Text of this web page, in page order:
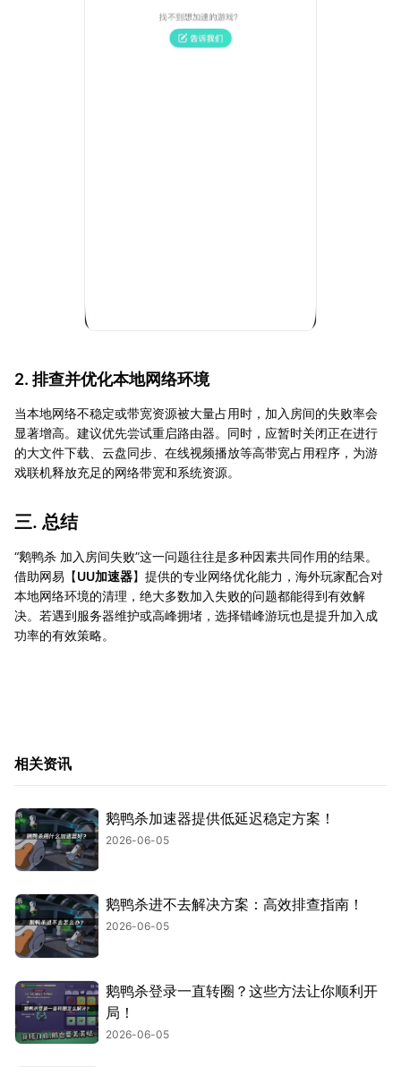
2. 排查并优化本地网络环境
当本地网络不稳定或带宽资源被大量占用时，加入房间的失败率会
显著增高。建议优先尝试重启路由器。同时，应暂时关闭正在进行
的大文件下载、云盘同步、在线视频播放等高带宽占用程序，为游
戏联机释放充足的网络带宽和系统资源。
三. 总结
“鹅鸭杀 加入房间失败”这一问题往往是多种因素共同作用的结果。
借助网易【UU加速器】提供的专业网络优化能力，海外玩家配合对
本地网络环境的清理，绝大多数加入失败的问题都能得到有效解
决。若遇到服务器维护或高峰拥堵，选择错峰游玩也是提升加入成
功率的有效策略。
相关资讯
鹅鸭杀加速器提供低延迟稳定方案！
2026-06-05
鹅鸭杀进不去解决方案：高效排查指南！
2026-06-05
鹅鸭杀登录一直转圈？这些方法让你顺利开
局！
2026-06-05